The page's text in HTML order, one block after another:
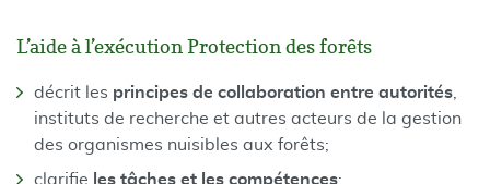
L’aide à l’exécution Protection des forêts
décrit les principes de collaboration entre autorités
instituts de recherche et autres acteurs de la gestion
des organismes nuisibles aux forêts;
clarifie les tâches et les compétences;